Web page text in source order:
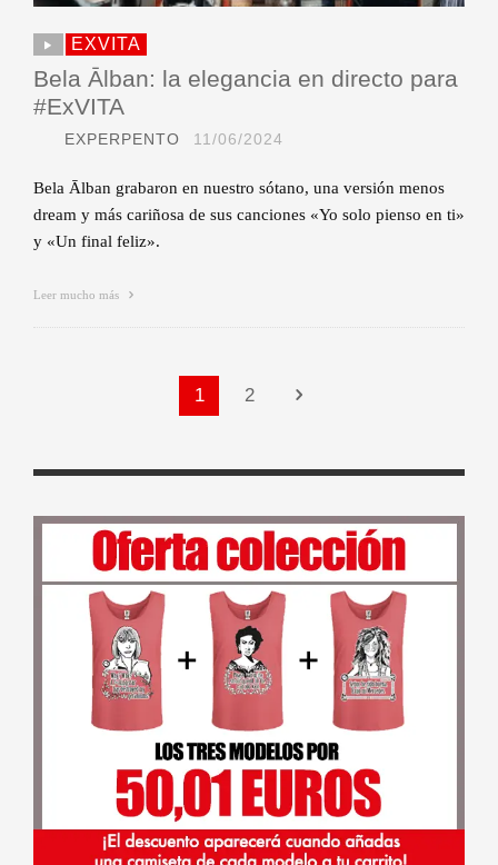
EXVITA
Bela Ālban: la elegancia en directo para
#ExVITA
EXPERPENTO 11/06/2024
Bela Ālban grabaron en nuestro sótano, una versión menos
dream y más cariñosa de sus canciones «Yo solo pienso en ti»
y «Un final feliz».
Leer mucho más
1 2